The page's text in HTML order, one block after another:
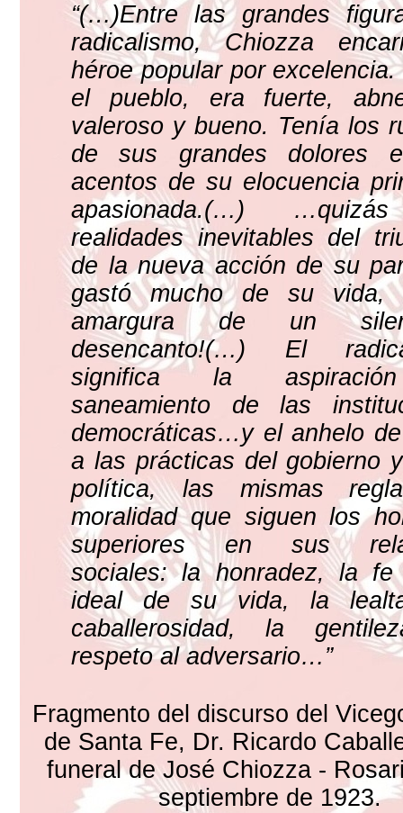
“(…)Entre las grandes
radicalismo, Chiozza
héroe popular por excelencia.
el pueblo, era fuerte,
valeroso y bueno. Tenía los
de sus grandes dolores
acentos de su elocuencia
apasionada.(…)
realidades inevitables del
de la nueva acción de su
gastó mucho de su vida,
amargura de un
desencanto!(…) El
significa la
saneamiento de las
democráticas…y el anhelo
a las prácticas del gobierno
política, las mismas
moralidad que siguen los
superiores en sus
sociales: la honradez, la
ideal de su vida, la
caballerosidad, la
respeto al adversario…”
Fragmento del discurso del
de Santa Fe, Dr. Ricardo
funeral de José Chiozza -
septiembre de 1923.